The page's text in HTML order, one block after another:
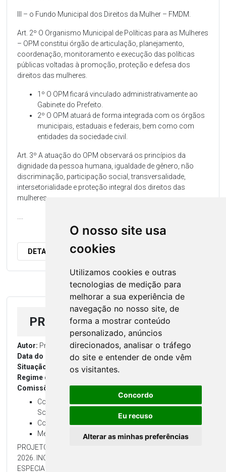
O nosso site usa
cookies
Utilizamos cookies e outras
tecnologias de medição para
melhorar a sua experiência de
navegação no nosso site, de
forma a mostrar conteúdo
personalizado, anúncios
direcionados, analisar o tráfego
do site e entender de onde vêm
os visitantes.
Concordo
Eu recuso
Alterar as minhas preferências
III – o Fundo Municipal dos Direitos da Mulher – FMDM.
Art. 2º O Organismo Municipal de Políticas para as Mulheres
– OPM constitui órgão de articulação, planejamento,
coordenação, monitoramento e execução das políticas
públicas voltadas à promoção, proteção e defesa dos
direitos das mulheres.
1º O OPM ficará vinculado administrativamente ao
Gabinete do Prefeito.
2º O OPM atuará de forma integrada com os órgãos
municipais, estaduais e federais, bem como com
entidades da sociedade civil.
Art. 3º A atuação do OPM observará os princípios da
dignidade da pessoa humana, igualdade de gênero, não
discriminação, participação social, transversalidade,
intersetorialidade e proteção integral dos direitos das
mulheres.
DETALHES
PROJETO DE LEI Nº 036/2026
Autor: Projeto de Lei - Executivo
Data do Projeto:22 de junho de 2026
Situação atual:
Aprovado
Regime de tramitação:
Comissões:
Comissão de Constituição, Justiça, Desenvolvimento
Social e Redação Final
Comissão de Orçamento, Finanças e Tributação
Mesa Diretora 2026
PROJETO DE LEI MUNICIPAL Nº 036 DE 22 DE JUNHO DE
2026. INCLUI PROGRAMA NO PPA, NA LDO, ABRE CRÉDITOS
ESPECIAIS E APONTA RECURSOS.